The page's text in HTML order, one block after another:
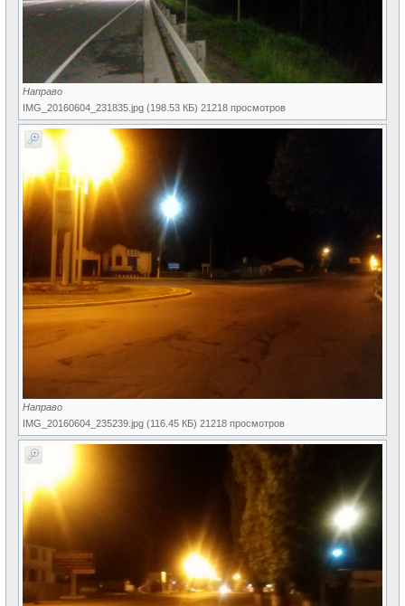
Направо
IMG_20160604_231835.jpg (198.53 КБ) 21218 просмотров
Направо
IMG_20160604_235239.jpg (116.45 КБ) 21218 просмотров